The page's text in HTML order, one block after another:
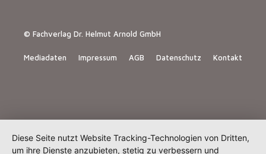
© Fachverlag Dr. Helmut Arnold GmbH
Mediadaten Impressum AGB Datenschutz Kontakt
Diese Seite nutzt Website Tracking-Technologien von Dritten,
um ihre Dienste anzubieten, stetig zu verbessern und